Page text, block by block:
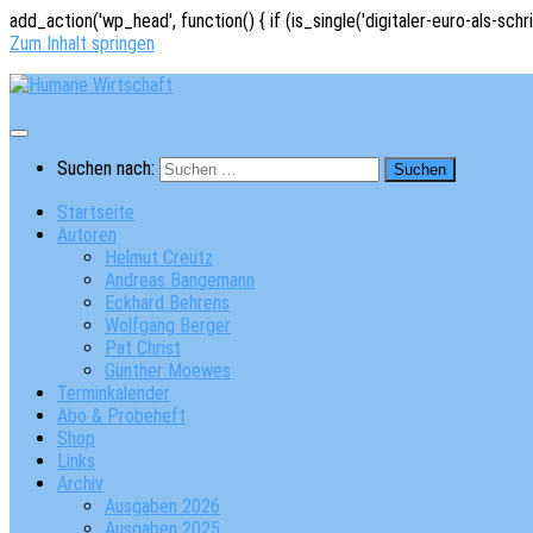
add_action('wp_head', function() { if (is_single('digitaler-euro-als-
Zum Inhalt springen
Suchen nach:
Startseite
Autoren
Helmut Creutz
Andreas Bangemann
Eckhard Behrens
Wolfgang Berger
Pat Christ
Günther Moewes
Terminkalender
Abo & Probeheft
Shop
Links
Archiv
Ausgaben 2026